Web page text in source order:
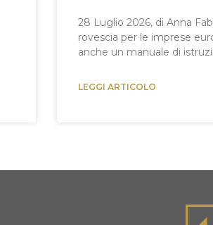
28 Luglio 2026, di Anna
rovescia per le imprese
anche un manuale di
LEGGI ARTICOLO